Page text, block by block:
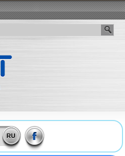
RU